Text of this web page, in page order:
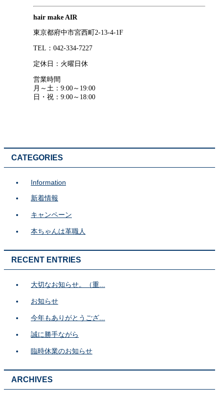
hair make AIR
東京都府中市宮西町2-13-4-1F
TEL：042-334-7227
定休日：火曜日休
営業時間
月～土：9:00～19:00
日・祝：9:00～18:00
CATEGORIES
Information
新着情報
キャンペーン
本ちゃんは革職人
RECENT ENTRIES
大切なお知らせ。（重...
お知らせ
今年もありがとうござ...
誠に勝手ながら
臨時休業のお知らせ
ARCHIVES